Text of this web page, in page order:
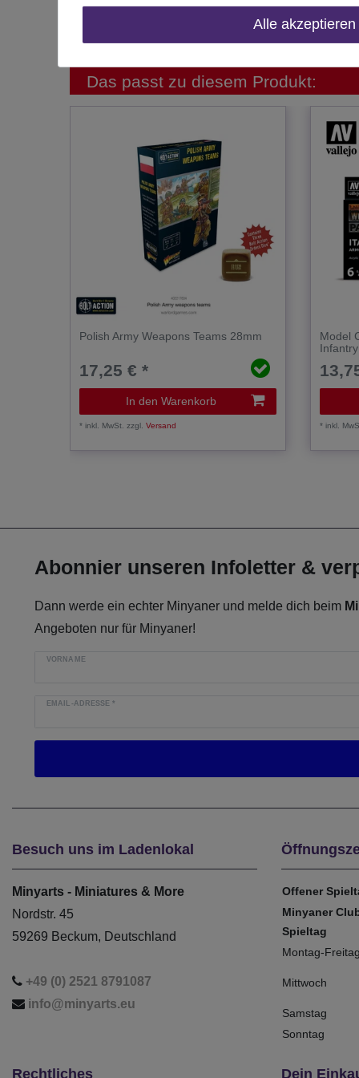
Herstellungsland
Das passt zu diesem Produkt:
Polish Army Weapons Teams 28mm
17,25 € *
In den Warenkorb
*inkl. MwSt. zzgl.Versand
Model
*inkl.
Abonnier unseren Infoletter &
Dann werde ein echter Minyaner und melde dich beim
Angeboten nur für Minyaner!
VORNAME
EMAIL-ADRESSE*
Besuch uns im Ladenlokal
Minyarts - Miniatures & More
Nordstr. 45
59269 Beckum, Deutschland
+49 (0) 2521 8791087
info@minyarts.eu
Offener
Minyaner
Spieltag
Montag-Freitag
Mittwoch
Samstag
Sonntag
Rechtliches Dein
Alle akzeptieren